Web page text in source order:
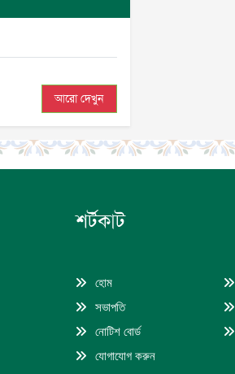
আরো দেখুন
শর্টকাট
হোম
সভাপতি
নোটিশ বোর্ড
যোগাযোগ করুন